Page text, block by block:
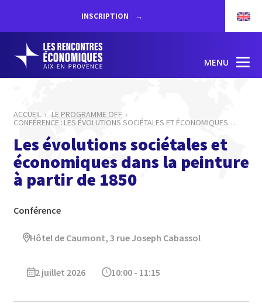
INSCRIPTION
MENU
ACCUEIL LE PROGRAMME OFF
CONFÉRENCE : LES ÉVOLUTIONS SOCIÉTALES ET ÉCONOMIQUES…
Les évolutions sociétales et
économiques dans la peinture
à partir de 1850
Conférence
Hôtel de Caumont, 3 rue Joseph Cabassol
2 juillet 2026 10:00 - 11:15